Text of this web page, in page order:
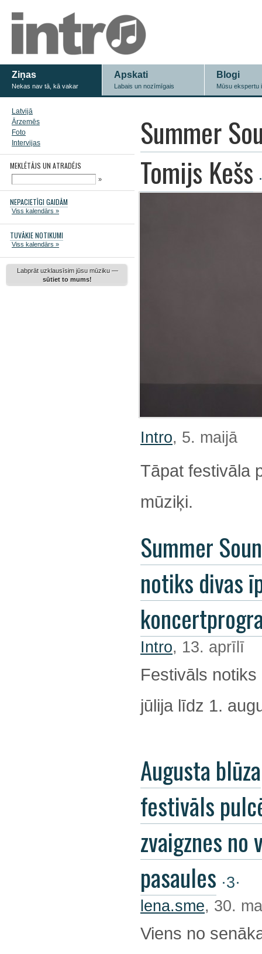
Ziņas
Nekas nav tā, kā vakar
Apskati
Labais un nozīmīgais
Blogi
Mūsu ekspertu
Latvijā
Ārzemēs
Foto
Intervijas
MEKLĒTĀJS UN ATRADĒJS
»
NEPACIETĪGI GAIDĀM
Viss kalendārs »
TUVĀKIE NOTIKUMI
Viss kalendārs »
Labprāt uzklausīsim jūsu mūziku —
sūtiet to mums!
Summer
Tomijs Kešs
Intro, 5. maijā
Tāpat festivāla
mūziķi.
Summer
notiks divas
Intro, 13. aprīlī
Festivāls notiks
jūlija līdz 1.
Augusta blūza
festivāls
zvaigznes no
pasaules ·3·
lena.sme, 30.
Viens no